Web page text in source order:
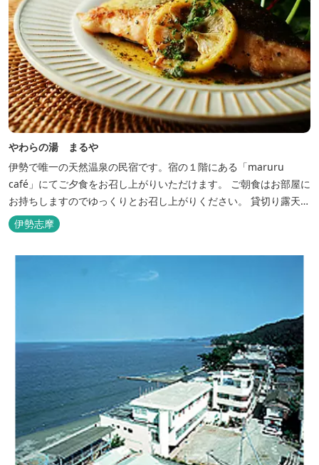
やわらの湯 まるや
伊勢で唯一の天然温泉の民宿です。宿の１階にある「maruru
café」にてご夕食をお召し上がりいただけます。 ご朝食はお部屋に
お持ちしますのでゆっくりとお召し上がりください。 貸切り露天風
呂完備、駅近、夫婦岩まで徒歩15分です。
伊勢志摩